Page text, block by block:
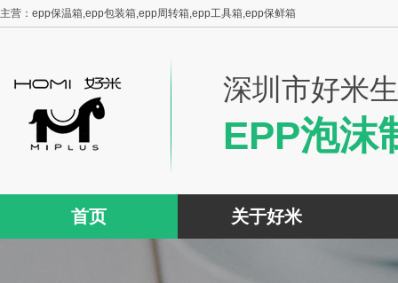
主营：epp保温箱,epp包装箱,epp周转箱,epp工具箱,epp保鲜箱
深圳市好米
EPP泡沫
首页 关于好米